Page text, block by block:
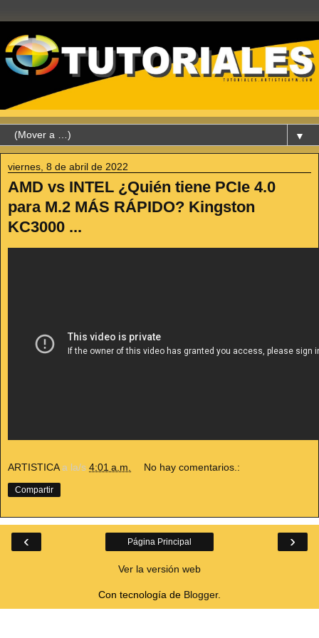
▼
viernes, 8 de abril de 2022
AMD vs INTEL ¿Quién tiene PCIe 4.0
para M.2 MÁS RÁPIDO? Kingston
KC3000 ...
ARTISTICA a la/s 4:01 a.m. No hay comentarios.:
Compartir
‹ ›
Página Principal
Ver la versión web
Con tecnología de Blogger.